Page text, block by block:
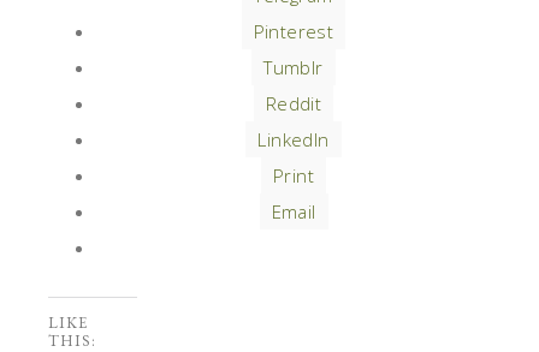
Pinterest
Tumblr
Reddit
LinkedIn
Print
Email
LIKE
THIS: